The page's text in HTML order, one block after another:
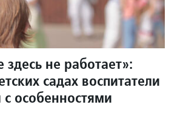
здесь не работает»:
садах воспитатели
особенностями